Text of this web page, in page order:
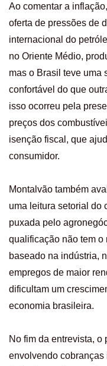
Ao comentar a
oferta de pressões de
internacional do
no Oriente Médio,
mas o Brasil teve uma
confortável do que
isso ocorreu pela
preços dos
isenção fiscal, que
consumidor.
Montalvão também
uma leitura setorial do
puxada pelo
qualificação não tem o
baseado na indústria,
empregos de maior
dificultam um
economia brasileira.
No fim da entrevista,
envolvendo